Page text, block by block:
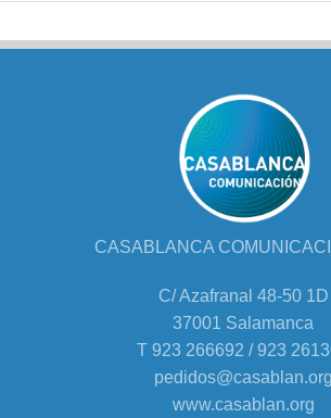
CASABLANCA
C/ Azafranal 48-50 1D
37001 Salamanca
T 923 266692 / 923
pedidos@casablan.org
www.casablan.org